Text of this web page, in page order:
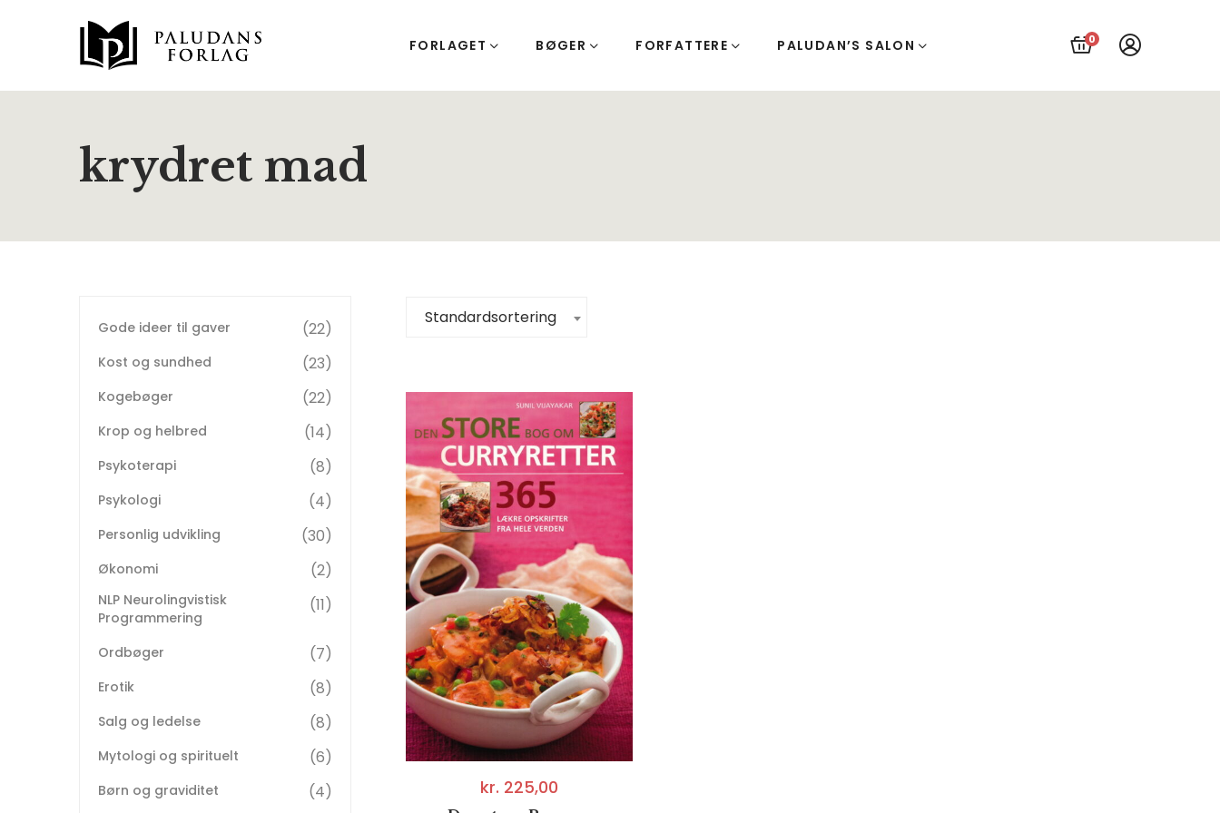
FORLAGET BØGER FORFATTERE PALUDAN’S SALON 0
krydret mad
Standardsortering
kr. 225,00
Gode ideer til gaver 22
Kost og sundhed 23
Kogebøger 22
Krop og helbred 14
Psykoterapi 8
Psykologi 4
Personlig udvikling 30
Økonomi 2
NLP Neurolingvistisk
Programmering
11
Ordbøger 7
Erotik 8
Salg og ledelse 8
Mytologi og spirituelt 6
Børn og graviditet 4